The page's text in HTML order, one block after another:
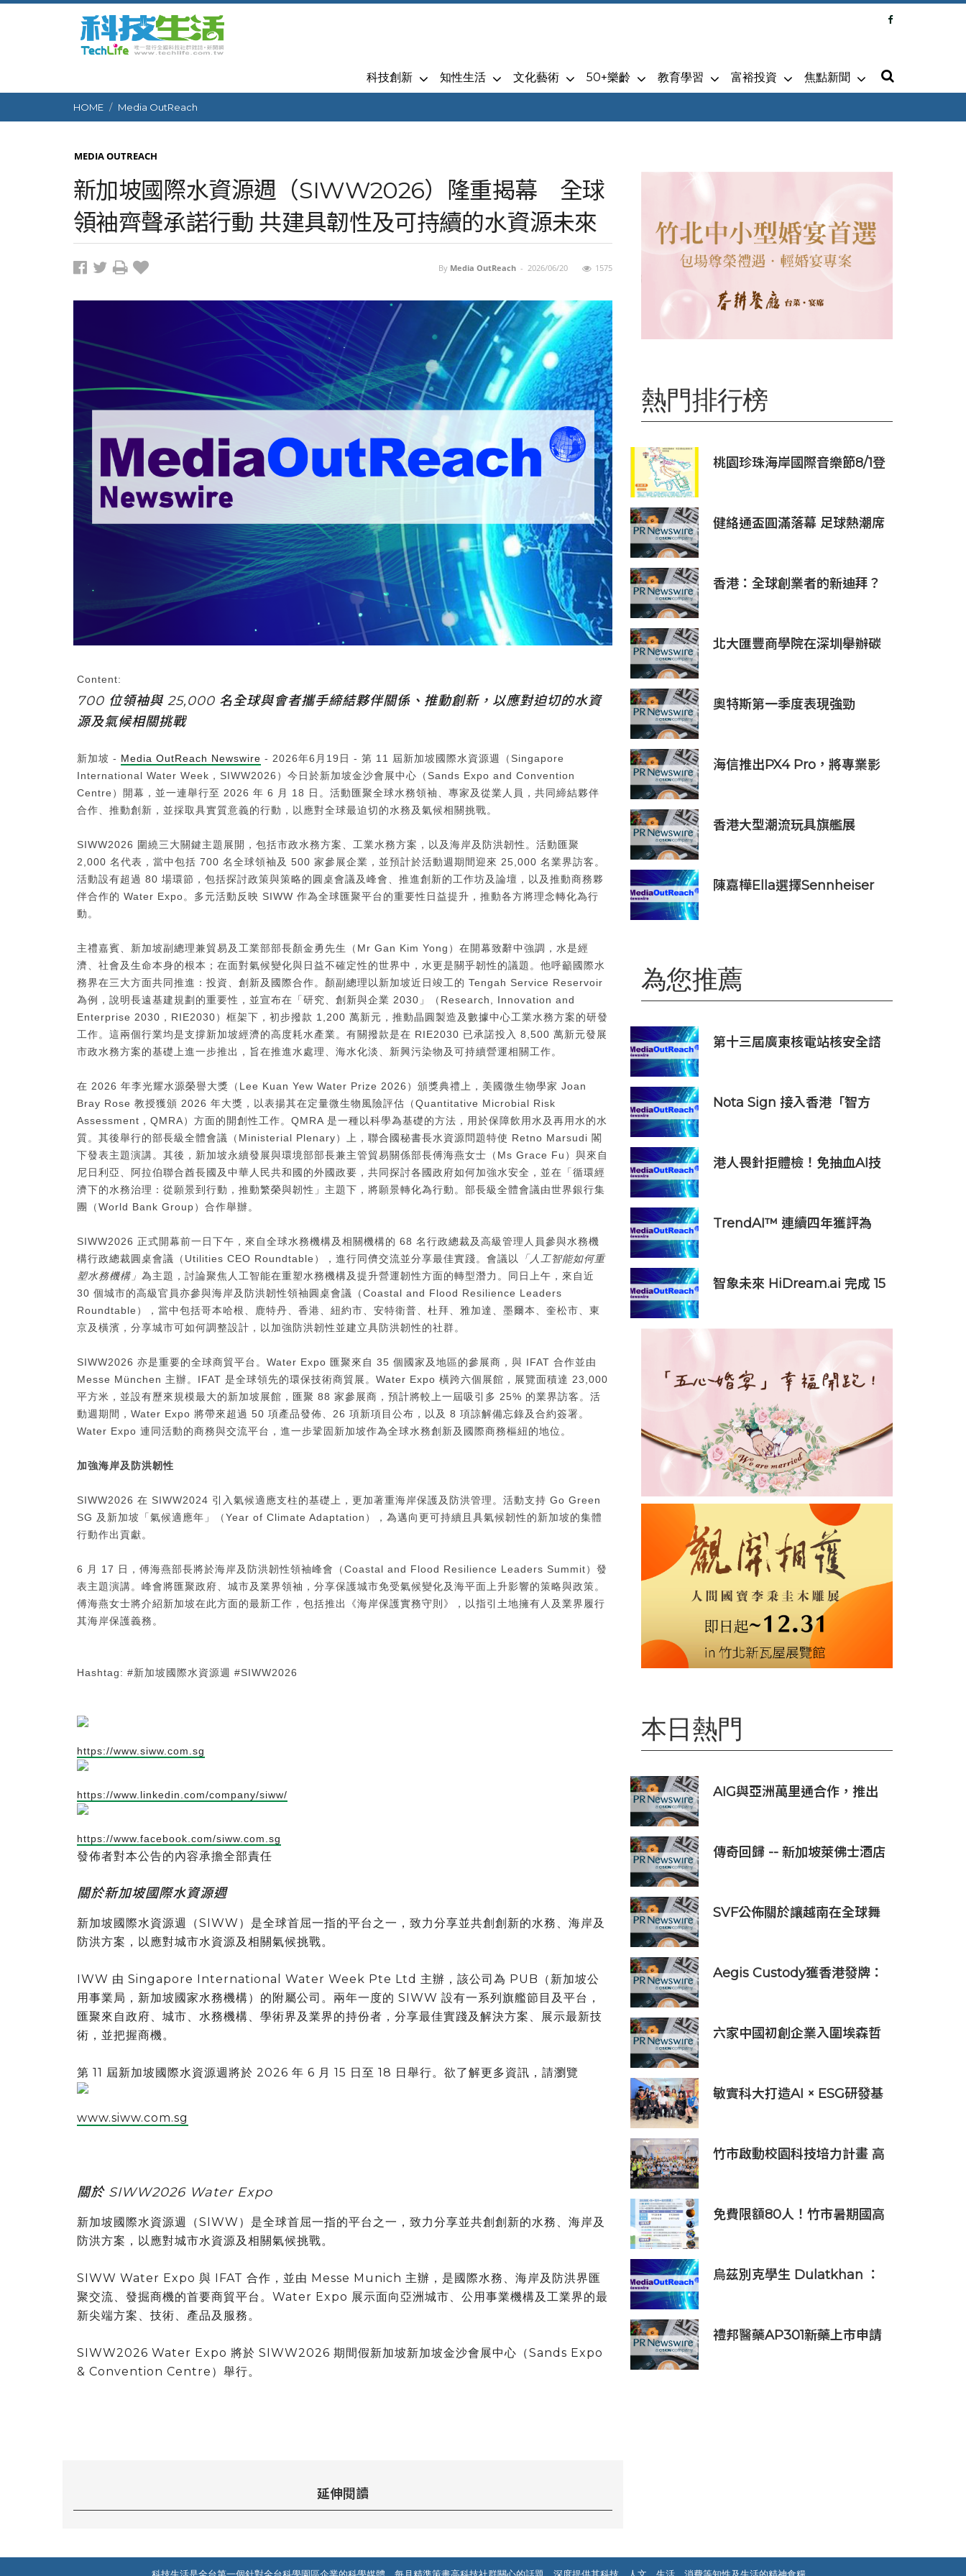
科技創新 知性生活 文化藝術 50+樂齡 教育學習 富裕投資 焦點新聞
HOME Media OutReach
MEDIA OUTREACH
新加坡國際水資源週（SIWW2026）隆重揭幕 全球
領袖齊聲承諾行動 共建具韌性及可持續的水資源未來
By Media OutReach - 2026/06/20 1575
Content:
700 位領袖與 25,000 名全球與會者攜手締結夥伴關係、推動創新，以應對迫切的水資
源及氣候相關挑戰
新加坡 - Media OutReach Newswire - 2026年6月19日 - 第 11 屆新加坡國際水資源週（Singapore
International Water Week，SIWW2026）今日於新加坡金沙會展中心（Sands Expo and Convention
Centre）開幕，並一連舉行至 2026 年 6 月 18 日。活動匯聚全球水務領袖、專家及從業人員，共同締結夥伴
合作、推動創新，並採取具實質意義的行動，以應對全球最迫切的水務及氣候相關挑戰。
SIWW2026 圍繞三大關鍵主題展開，包括市政水務方案、工業水務方案，以及海岸及防洪韌性。活動匯聚
2,000 名代表，當中包括 700 名全球領袖及 500 家參展企業，並預計於活動週期間迎來 25,000 名業界訪客。
活動設有超過 80 場環節，包括探討政策與策略的圓桌會議及峰會、推進創新的工作坊及論壇，以及推動商務夥
伴合作的 Water Expo。多元活動反映 SIWW 作為全球匯聚平台的重要性日益提升，推動各方將理念轉化為行
動。
主禮嘉賓、新加坡副總理兼貿易及工業部部長顏金勇先生（Mr Gan Kim Yong）在開幕致辭中強調，水是經
濟、社會及生命本身的根本；在面對氣候變化與日益不確定性的世界中，水更是關乎韌性的議題。他呼籲國際水
務界在三大方面共同推進：投資、創新及國際合作。顏副總理以新加坡近日竣工的 Tengah Service Reservoir
為例，說明長遠基建規劃的重要性，並宣布在「研究、創新與企業 2030」（Research, Innovation and
Enterprise 2030，RIE2030）框架下，初步撥款 1,200 萬新元，推動晶圓製造及數據中心工業水務方案的研發
工作。這兩個行業均是支撐新加坡經濟的高度耗水產業。有關撥款是在 RIE2030 已承諾投入 8,500 萬新元發展
市政水務方案的基礎上進一步推出，旨在推進水處理、海水化淡、新興污染物及可持續營運相關工作。
在 2026 年李光耀水源榮譽大獎（Lee Kuan Yew Water Prize 2026）頒獎典禮上，美國微生物學家 Joan
Bray Rose 教授獲頒 2026 年大獎，以表揚其在定量微生物風險評估（Quantitative Microbial Risk
Assessment，QMRA）方面的開創性工作。QMRA 是一種以科學為基礎的方法，用於保障飲用水及再用水的水
質。其後舉行的部長級全體會議（Ministerial Plenary）上，聯合國秘書長水資源問題特使 Retno Marsudi 閣
下發表主題演講。其後，新加坡永續發展與環境部部長兼主管貿易關係部長傅海燕女士（Ms Grace Fu）與來自
尼日利亞、阿拉伯聯合酋長國及中華人民共和國的外國政要，共同探討各國政府如何加強水安全，並在「循環經
濟下的水務治理：從願景到行動，推動繁榮與韌性」主題下，將願景轉化為行動。部長級全體會議由世界銀行集
團（World Bank Group）合作舉辦。
SIWW2026 正式開幕前一日下午，來自全球水務機構及相關機構的 68 名行政總裁及高級管理人員參與水務機
構行政總裁圓桌會議（Utilities CEO Roundtable），進行同儕交流並分享最佳實踐。會議以
「人工智能如何重
塑水務機構」 為主題，討論聚焦人工智能在重塑水務機構及提升營運韌性方面的轉型潛力。同日上午，來自近
30 個城市的高級官員亦參與海岸及防洪韌性領袖圓桌會議（Coastal and Flood Resilience Leaders
Roundtable），當中包括哥本哈根、鹿特丹、香港、紐約市、安特衛普、杜拜、雅加達、墨爾本、奎松市、東
京及橫濱，分享城市可如何調整設計，以加強防洪韌性並建立具防洪韌性的社群。
SIWW2026 亦是重要的全球商貿平台。Water Expo 匯聚來自 35 個國家及地區的參展商，與 IFAT 合作並由
Messe München 主辦。IFAT 是全球領先的環保技術商貿展。Water Expo 橫跨六個展館，展覽面積達 23,000
平方米，並設有歷來規模最大的新加坡展館，匯聚 88 家參展商，預計將較上一屆吸引多 25% 的業界訪客。活
動週期間，Water Expo 將帶來超過 50 項產品發佈、26 項新項目公布，以及 8 項諒解備忘錄及合約簽署。
Water Expo 連同活動的商務與交流平台，進一步鞏固新加坡作為全球水務創新及國際商務樞紐的地位。
加強海岸及防洪韌性
SIWW2026 在 SIWW2024 引入氣候適應支柱的基礎上，更加著重海岸保護及防洪管理。活動支持 Go Green
SG 及新加坡「氣候適應年」（Year of Climate Adaptation），為邁向更可持續且具氣候韌性的新加坡的集體
行動作出貢獻。
6 月 17 日，傅海燕部長將於海岸及防洪韌性領袖峰會（Coastal and Flood Resilience Leaders Summit）發
表主題演講。峰會將匯聚政府、城市及業界領袖，分享保護城市免受氣候變化及海平面上升影響的策略與政策。
傅海燕女士將介紹新加坡在此方面的最新工作，包括推出《海岸保護實務守則》，以指引土地擁有人及業界履行
其海岸保護義務。
Hashtag: #新加坡國際水資源週 #SIWW2026
https://www.siww.com.sg
https://www.linkedin.com/company/siww/
https://www.facebook.com/siww.com.sg
發佈者對本公告的內容承擔全部責任
關於新加坡國際水資源週
新加坡國際水資源週（SIWW）是全球首屈一指的平台之一，致力分享並共創創新的水務、海岸及
防洪方案，以應對城市水資源及相關氣候挑戰。
IWW 由 Singapore International Water Week Pte Ltd 主辦，該公司為 PUB（新加坡公
用事業局，新加坡國家水務機構）的附屬公司。兩年一度的 SIWW 設有一系列旗艦節目及平台，
匯聚來自政府、城市、水務機構、學術界及業界的持份者，分享最佳實踐及解決方案、展示最新技
術，並把握商機。
第 11 屆新加坡國際水資源週將於 2026 年 6 月 15 日至 18 日舉行。欲了解更多資訊，請瀏覽
www.siww.com.sg
關於 SIWW2026 Water Expo
新加坡國際水資源週（SIWW）是全球首屈一指的平台之一，致力分享並共創創新的水務、海岸及
防洪方案，以應對城市水資源及相關氣候挑戰。
SIWW Water Expo 與 IFAT 合作，並由 Messe Munich 主辦，是國際水務、海岸及防洪界匯
聚交流、發掘商機的首要商貿平台。Water Expo 展示面向亞洲城市、公用事業機構及工業界的最
新尖端方案、技術、產品及服務。
SIWW2026 Water Expo 將於 SIWW2026 期間假新加坡新加坡金沙會展中心（Sands Expo
& Convention Centre）舉行。
延伸閱讀
熱門排行榜
桃園珍珠海岸國際音樂節8/1登
健絡通盃圓滿落幕 足球熱潮席
香港：全球創業者的新迪拜？
北大匯豐商學院在深圳舉辦碳
奧特斯第一季度表現強勁
海信推出PX4 Pro，將專業影
香港大型潮流玩具旗艦展
陳嘉樺Ella選擇Sennheiser
為您推薦
第十三屆廣東核電站核安全諮
Nota Sign 接入香港「智方
港人畏針拒體檢！免抽血AI技
TrendAI™ 連續四年獲評為
智象未來 HiDream.ai 完成 15
本日熱門
AIG與亞洲萬里通合作，推出
傳奇回歸 -- 新加坡萊佛士酒店
SVF公佈關於讓越南在全球舞
Aegis Custody獲香港發牌：
六家中國初創企業入圍埃森哲
敏實科大打造AI × ESG研發基
竹市啟動校園科技培力計畫 高
免費限額80人！竹市暑期國高
烏茲別克學生 Dulatkhan ：
禮邦醫藥AP301新藥上市申請